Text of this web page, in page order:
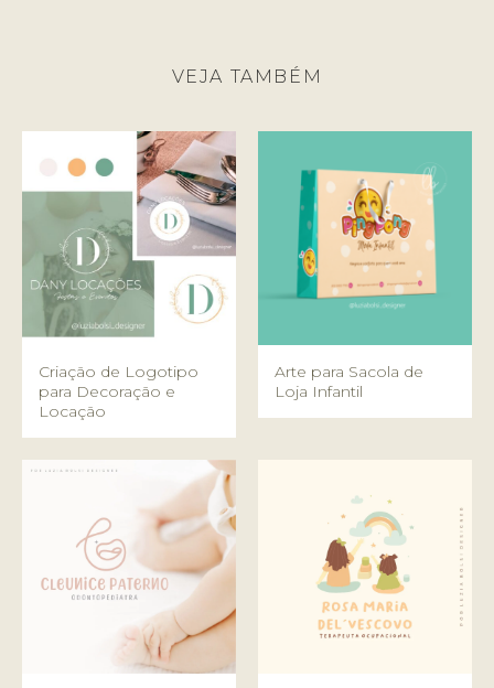
VEJA TAMBÉM
Criação de Logotipo
para Decoração e
Locação
Arte para Sacola de
Loja Infantil